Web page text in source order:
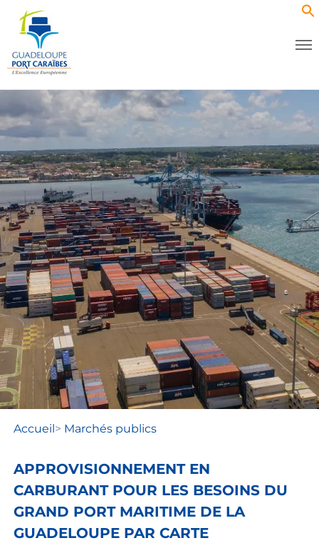
Accueil> Marchés publics
APPROVISIONNEMENT EN
CARBURANT POUR LES BESOINS DU
GRAND PORT MARITIME DE LA
GUADELOUPE PAR CARTE